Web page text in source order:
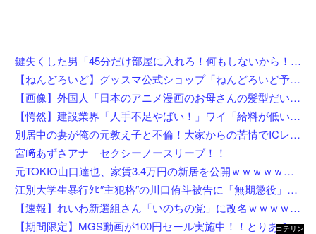
鍵失くした男「45分だけ部屋に入れろ！何もしないから！」→女子大生「無理です（警察呼びます）」→男「熱中症になれってか！使えないな！」完全に不審者で草ｗｗｗ
【ねんどろいど】グッスマ公式ショップ「ねんどろいど予約キャンペーン（2026年8月分）」【8月1日開始】
【画像】外国人「日本のアニメ漫画のお母さんの髪型だいたいこれだよなwwwwwwwww」←コレは分かるw w w w w w w w
【愕然】建設業界「人手不足やばい！」ワイ「給料が低いんやろうなぁ」→調べた結果w w w w w w w
別居中の妻が俺の元教え子と不倫！大家からの苦情でICレコーダーを設置後、協力者に間男を寝取らせて現場写真を確保、面会日にデータを手渡した結果←状況がカオスすぎるだろ
宮﨑あずさアナ セクシーノースリーブ！！
元TOKIO山口達也、家賃3.4万円の新居を公開ｗｗｗｗｗｗｗｗ
江別大学生暴行ﾀﾋ″主犯格″の川口侑斗被告に「無期懲役」の判決→当時17歳少年に「懲役30年」の判決
【速報】れいわ新選組さん「いのちの党」に改名ｗｗｗｗｗｗｗｗ
【期間限定】MGS動画が100円セール実施中！！とりあえず全部買うやろｗｗｗｗｗ
コテリン